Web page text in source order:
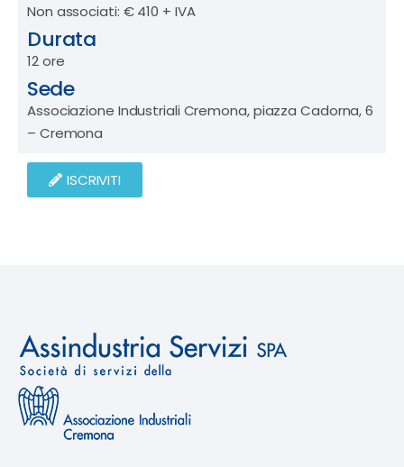
Non associati: € 410 + IVA
Durata
12 ore
Sede
Associazione Industriali Cremona, piazza Cadorna, 6
– Cremona
ISCRIVITI